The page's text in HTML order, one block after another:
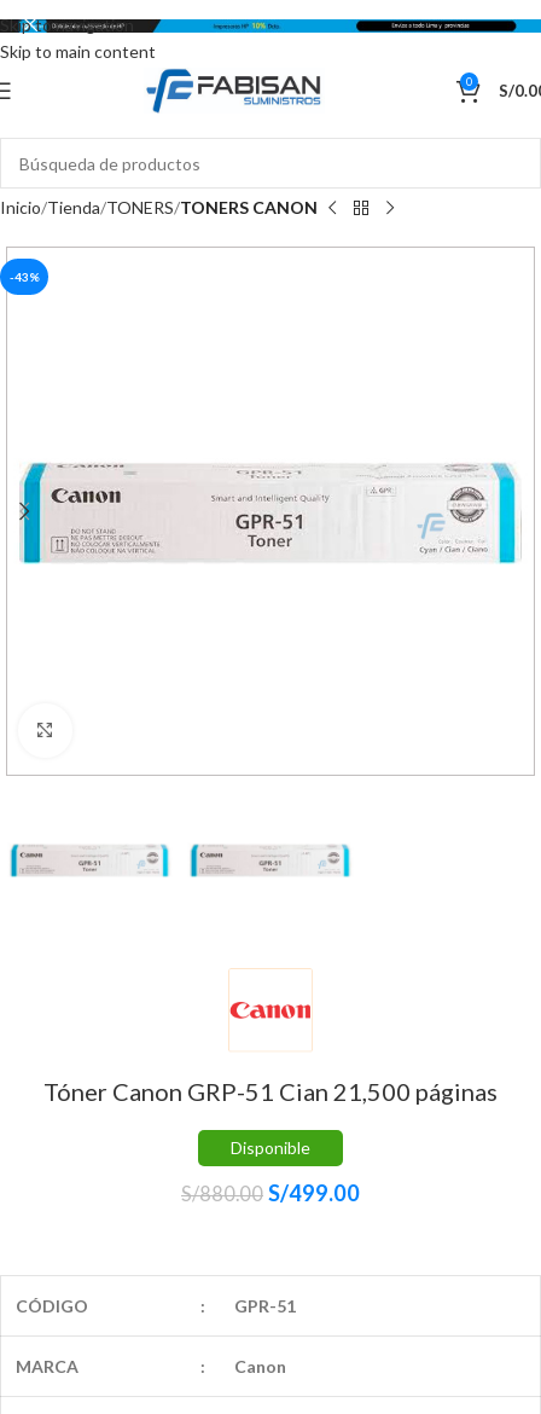
Skip to navigation
Skip to main content
0 S/
Inicio Tienda TONERS TONERS CANON
-43%
Tóner Canon GRP-51 Cian 21,500 páginas
Disponible
S/880.00 S/499.00
CÓDIGO : GPR-51
MARCA : Canon